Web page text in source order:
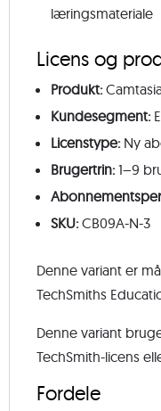
læringsmateriale
Licens og
Produkt:
Kundesegment:
Licenstype:Ny
Brugertrin:1–9
SKU:CB09A-N-3
Denne variant er
TechSmiths
Denne variant
TechSmith-licens
Fordele